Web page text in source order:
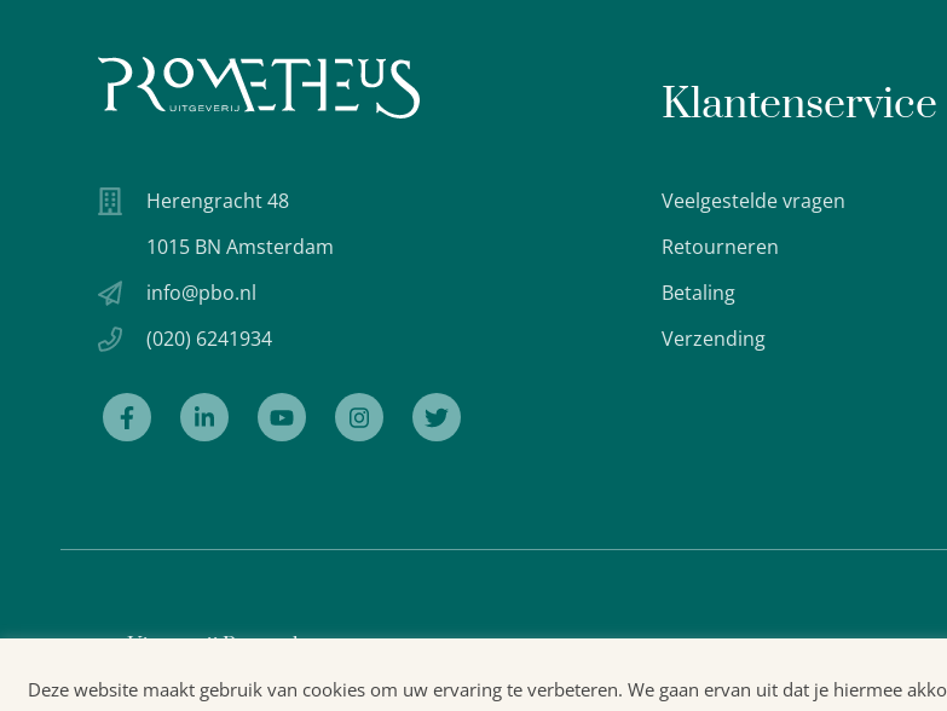
Herengracht 48
1015 BN Amsterdam
info@pbo.nl
(020) 6241934
Klantenservice
Veelgestelde vragen
Retourneren
Betaling
Verzending
Uitgeverij Prometheus
Deze website maakt gebruik van cookies om uw ervaring te verbeteren. We gaan ervan uit dat je hiermee